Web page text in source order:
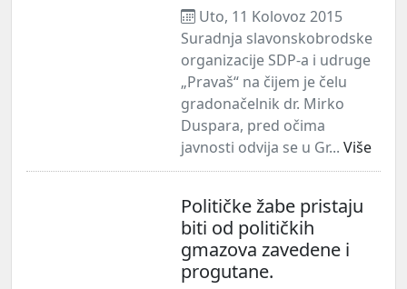
Uto, 11 Kolovoz 2015
Suradnja slavonskobrodske
organizacije SDP-a i udruge
„Pravaš“ na čijem je čelu
gradonačelnik dr. Mirko
Duspara, pred očima
javnosti odvija se u Gr... Više
Političke žabe pristaju
biti od političkih
gmazova zavedene i
progutane.